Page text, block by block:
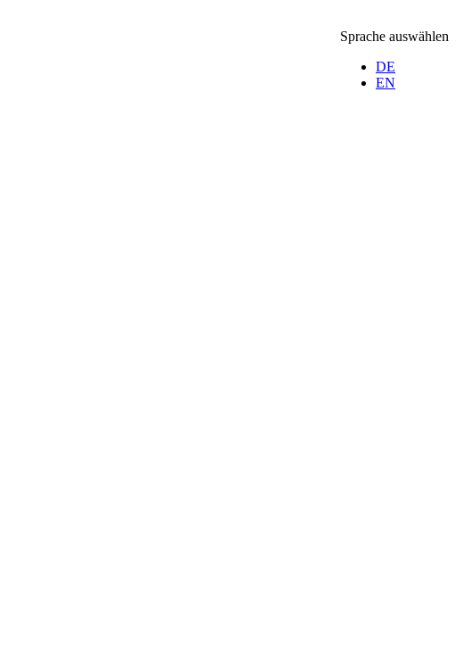
Sprache auswählen
DE
EN